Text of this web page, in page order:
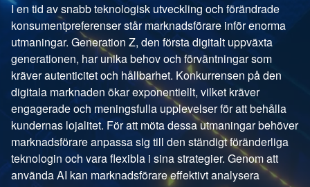
I en tid av snabb teknologisk utveckling och förändrade
konsumentpreferenser står marknadsförare inför enorma
utmaningar. Generation Z, den första digitalt uppväxta
generationen, har unika behov och förväntningar som
kräver autenticitet och hållbarhet. Konkurrensen på den
digitala marknaden ökar exponentiellt, vilket kräver
engagerade och meningsfulla upplevelser för att behålla
kundernas lojalitet. För att möta dessa utmaningar behöver
marknadsförare anpassa sig till den ständigt föränderliga
teknologin och vara flexibla i sina strategier. Genom att
använda AI kan marknadsförare effektivt analysera